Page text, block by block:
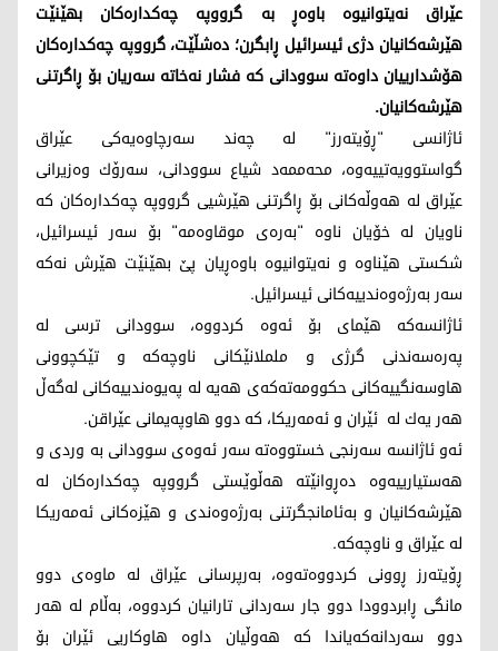
عێراق نه‌یتوانیوه‌ باوه‌ڕ به‌ گرووپه‌ چه‌كداره‌كان بهێنێت
هێرشه‌كانیان دژی ئیسرائیل ڕابگرن؛ ده‌شڵێت، گرووپه‌ چه‌كداره‌كان
هۆشدارییان داوه‌ته‌ سوودانی كه‌ فشار نه‌خاته‌ سه‌ریان بۆ ڕاگرتنی
هێرشه‌كانیان.
ئاژانسی "ڕۆیته‌رز" له‌ چه‌ند سه‌رچاوه‌یه‌كی عێراق
گواستوویه‌تییه‌وه‌، محه‌ممه‌د شیاع سوودانی، سه‌رۆك وه‌زیرانی
عێراق له‌ هه‌وڵه‌كانی بۆ ڕاگرتنی هێرشیی گرووپه‌ چه‌كداره‌كان كه‌
ناویان له‌ خۆیان ناوه‌ "به‌ره‌ی موقاوه‌مه‌" بۆ سه‌ر ئیسرائیل،
شكستی هێناوه‌ و نه‌یتوانیوه‌ باوه‌ڕیان پێ بهێنێت هێرش نه‌كه‌
سه‌ر به‌رژه‌وه‌ندییه‌كانی ئیسرائیل.
ئاژانسه‌كه‌ هێمای بۆ ئه‌وه‌ كردووه‌، سوودانی ترسی له‌
په‌ره‌سه‌ندنی گرژی و ململانێكانی ناوچه‌كه‌ و تێكچوونی
هاوسه‌نگییه‌كانی حكوومه‌ته‌كه‌ی هه‌یه‌ له‌ په‌یوه‌ندییه‌كانی له‌گه‌ڵ
هه‌ر یه‌ك له‌ ئێران و ئه‌مه‌ریكا، كه‌ دوو هاوپه‌یمانی عێراقن.
ئه‌و ئاژانسه‌ سه‌رنجی خستووه‌ته‌ سه‌ر ئه‌وه‌ی سوودانی به‌ وردی و
هه‌ستیارییه‌وه‌ ده‌ڕوانێته‌ هه‌ڵوێستی گرووپه‌ چه‌كداره‌كان له‌
هێرشه‌كانیان و به‌ئامانجگرتنی به‌رژه‌وه‌ندی و هێزه‌كانی ئه‌مه‌ریكا
له‌ عێراق و ناوچه‌كه‌.
ڕۆیته‌رز ڕوونی كردووه‌ته‌وه‌، به‌رپرسانی عێراق له‌ ماوه‌ی دوو
مانگی ڕابردوودا دوو جار سه‌ردانی تارانیان كردووه‌، به‌ڵام له‌ هه‌ر
دوو سه‌ردانه‌كه‌یاندا كه‌ هه‌وڵیان داوه‌ هاوكاریی ئێران بۆ